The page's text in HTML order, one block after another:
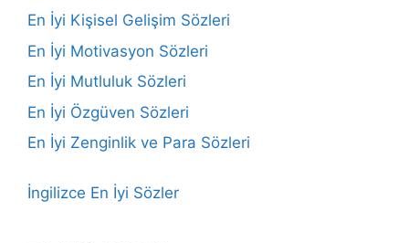
En İyi Kişisel Gelişim Sözleri
En İyi Motivasyon Sözleri
En İyi Mutluluk Sözleri
En İyi Özgüven Sözleri
En İyi Zenginlik ve Para Sözleri
İngilizce En İyi Sözler